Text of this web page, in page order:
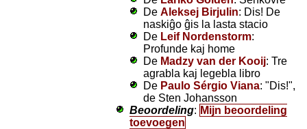
De Aleksej Birjulin: Dis! De
naskiĝo ĝis la lasta stacio
De Leif Nordenstorm:
Profunde kaj home
De Madzy van der Kooij: Tre
agrabla kaj legebla libro
De Paulo Sérgio Viana: "Dis!",
de Sten Johansson
Beoordeling: Mijn beoordeling
toevoegen